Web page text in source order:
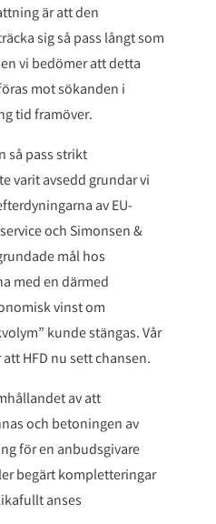
är att den
sig så pass långt som
vi bedömer att detta
mot sökanden i
tid framöver.
så pass strikt
varit avsedd grundar vi
av EU-
och Simonsen &
mål hos
med en därmed
vinst om
kunde stängas. Vår
HFD nu sett chansen.
av att
och betoningen av
för en anbudsgivare
begärt kompletteringar
anses